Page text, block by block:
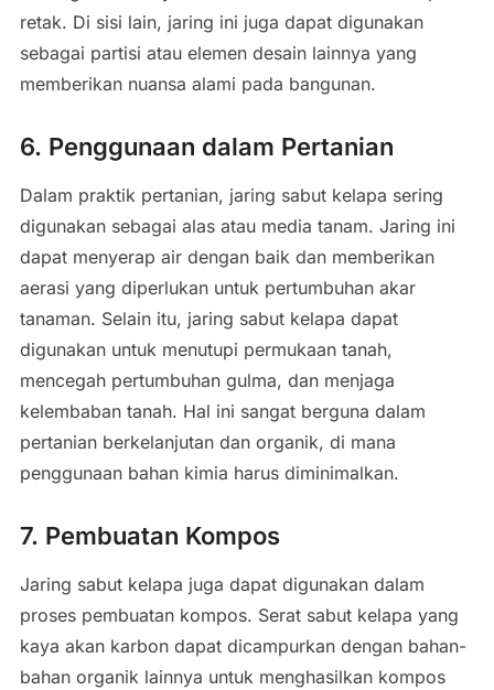
retak. Di sisi lain, jaring ini juga dapat digunakan
sebagai partisi atau elemen desain lainnya yang
memberikan nuansa alami pada bangunan.
6. Penggunaan dalam Pertanian
Dalam praktik pertanian, jaring sabut kelapa sering
digunakan sebagai alas atau media tanam. Jaring ini
dapat menyerap air dengan baik dan memberikan
aerasi yang diperlukan untuk pertumbuhan akar
tanaman. Selain itu, jaring sabut kelapa dapat
digunakan untuk menutupi permukaan tanah,
mencegah pertumbuhan gulma, dan menjaga
kelembaban tanah. Hal ini sangat berguna dalam
pertanian berkelanjutan dan organik, di mana
penggunaan bahan kimia harus diminimalkan.
7. Pembuatan Kompos
Jaring sabut kelapa juga dapat digunakan dalam
proses pembuatan kompos. Serat sabut kelapa yang
kaya akan karbon dapat dicampurkan dengan bahan-
bahan organik lainnya untuk menghasilkan kompos